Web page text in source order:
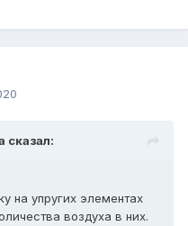
сказал:
на упругих элементах
воздуха в них.